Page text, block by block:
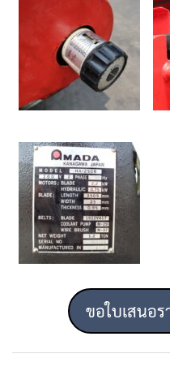
ขอใบเสนอ